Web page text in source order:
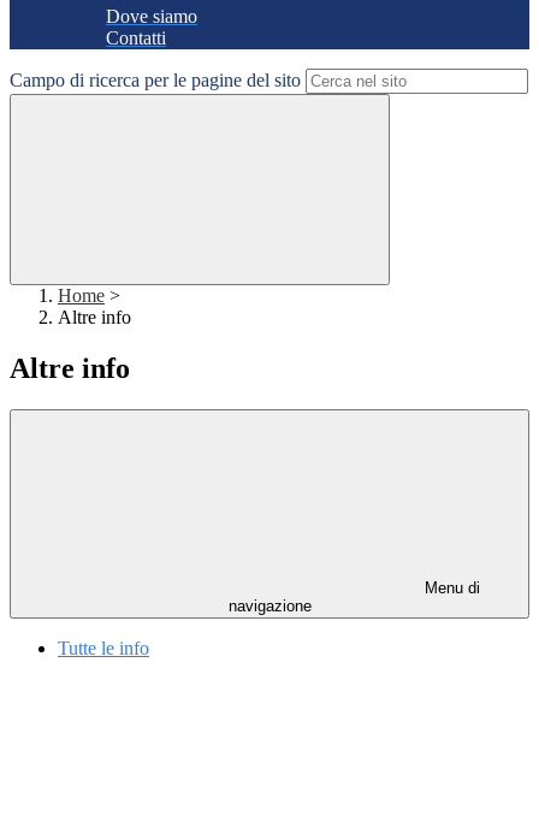
Dove siamo
Contatti
Campo di ricerca per le pagine del sito
Home >
Altre info
Altre info
Menu di
navigazione
Tutte le info